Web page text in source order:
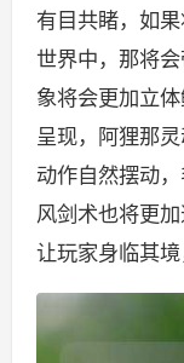
有目共睹，如
世界中，那将
象将会更加立
呈现，阿狸那
动作自然摆动
风剑术也将更
让玩家身临其境